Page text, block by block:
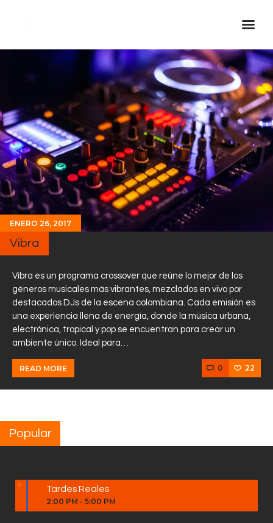
Inicio Real FM
Streaming
En Vivo
Descarga La APP
Programas
Noticias
Equipo
Sobre Nosotros
ENERO 26, 2017
Vibra
Vibra es un programa crossover que reúne lo mejor de los
géneros musicales más vibrantes, mezclados en vivo por
destacados DJs de la escena colombiana. Cada emisión es
una experiencia llena de energía, donde la música urbana,
electrónica, tropical y pop se encuentran para crear un
ambiente único. Ideal para…
READ MORE 0 22
Popular
Tardes Reales
2:00 PM - 5:00 PM